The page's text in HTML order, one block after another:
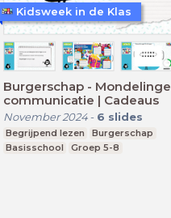
Burgerschap - Mondelinge
communicatie | Cadeaus
November 2024- 6 slides
Begrijpend lezen
Burgerschap
Basisschool
Groep 5-8
Kidsweek in de Klas